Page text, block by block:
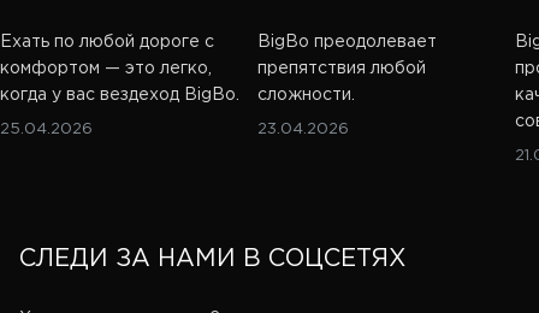
Ехать по любой дороге с
комфортом — это легко,
когда у вас вездеход BigBo.
25.04.2026
BigBo преодолевает
препятствия любой
сложности.
23.04.2026
СЛЕДИ ЗА НАМИ В СОЦСЕТЯХ